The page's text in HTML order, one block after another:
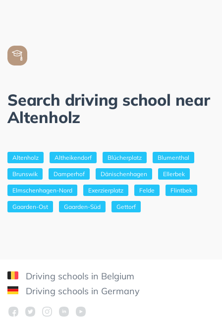
Search driving school near
Altenholz
Altenholz Altheikendorf Blücherplatz Blumenthal
Brunswik Damperhof Dänischenhagen Ellerbek
Elmschenhagen-Nord Exerzierplatz Felde Flintbek
Gaarden-Ost Gaarden-Süd Gettorf
Driving schools in Belgium
Driving schools in Germany